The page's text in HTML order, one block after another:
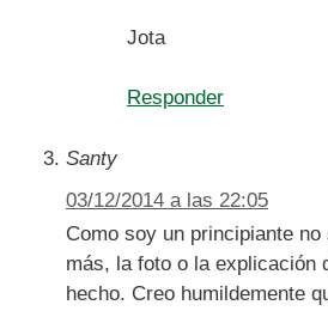
Jota
Responder
Santy
03/12/2014 a las 22:05
Como soy un principiante
más, la foto o la explicación
hecho. Creo humildemente